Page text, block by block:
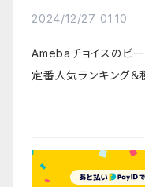
2024/12/27 01:10
Amebaチョイスのビ
定番人気ランキング＆